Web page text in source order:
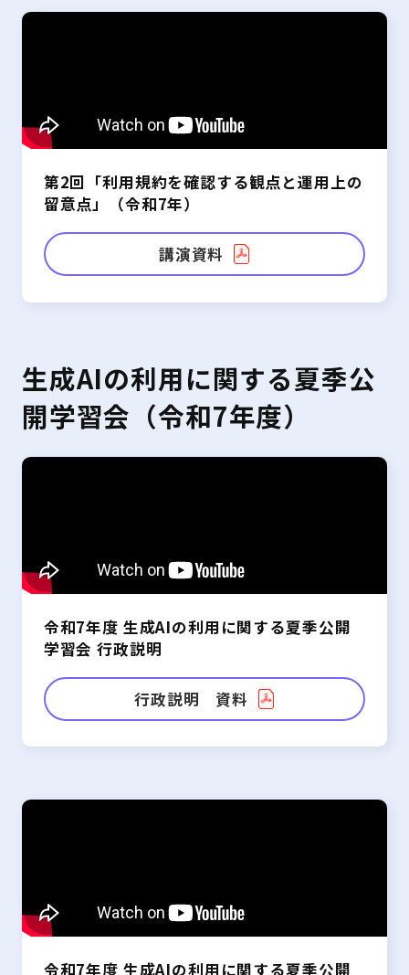
第2回「利用規約を確認する観点と運用上の
留意点」（令和7年）
講演資料
生成AIの利用に関する夏季公
開学習会（令和7年度）
令和7年度 生成AIの利用に関する夏季公開
学習会 行政説明
行政説明 資料
令和7年度 生成AIの利用に関する夏季公開